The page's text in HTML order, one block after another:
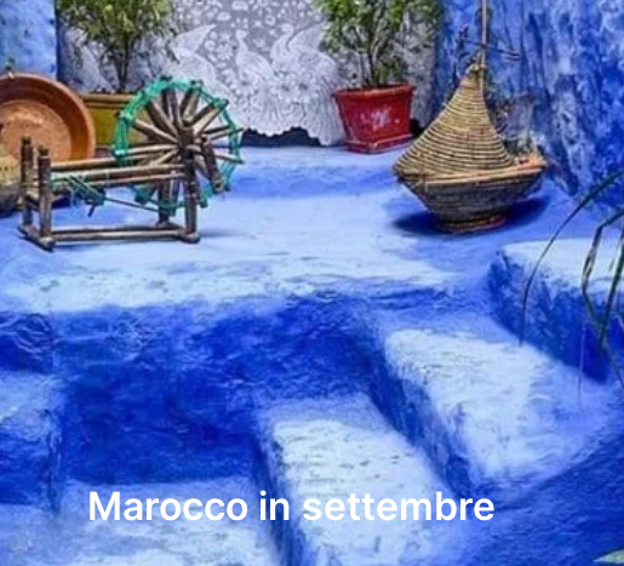
Marocco in settembre